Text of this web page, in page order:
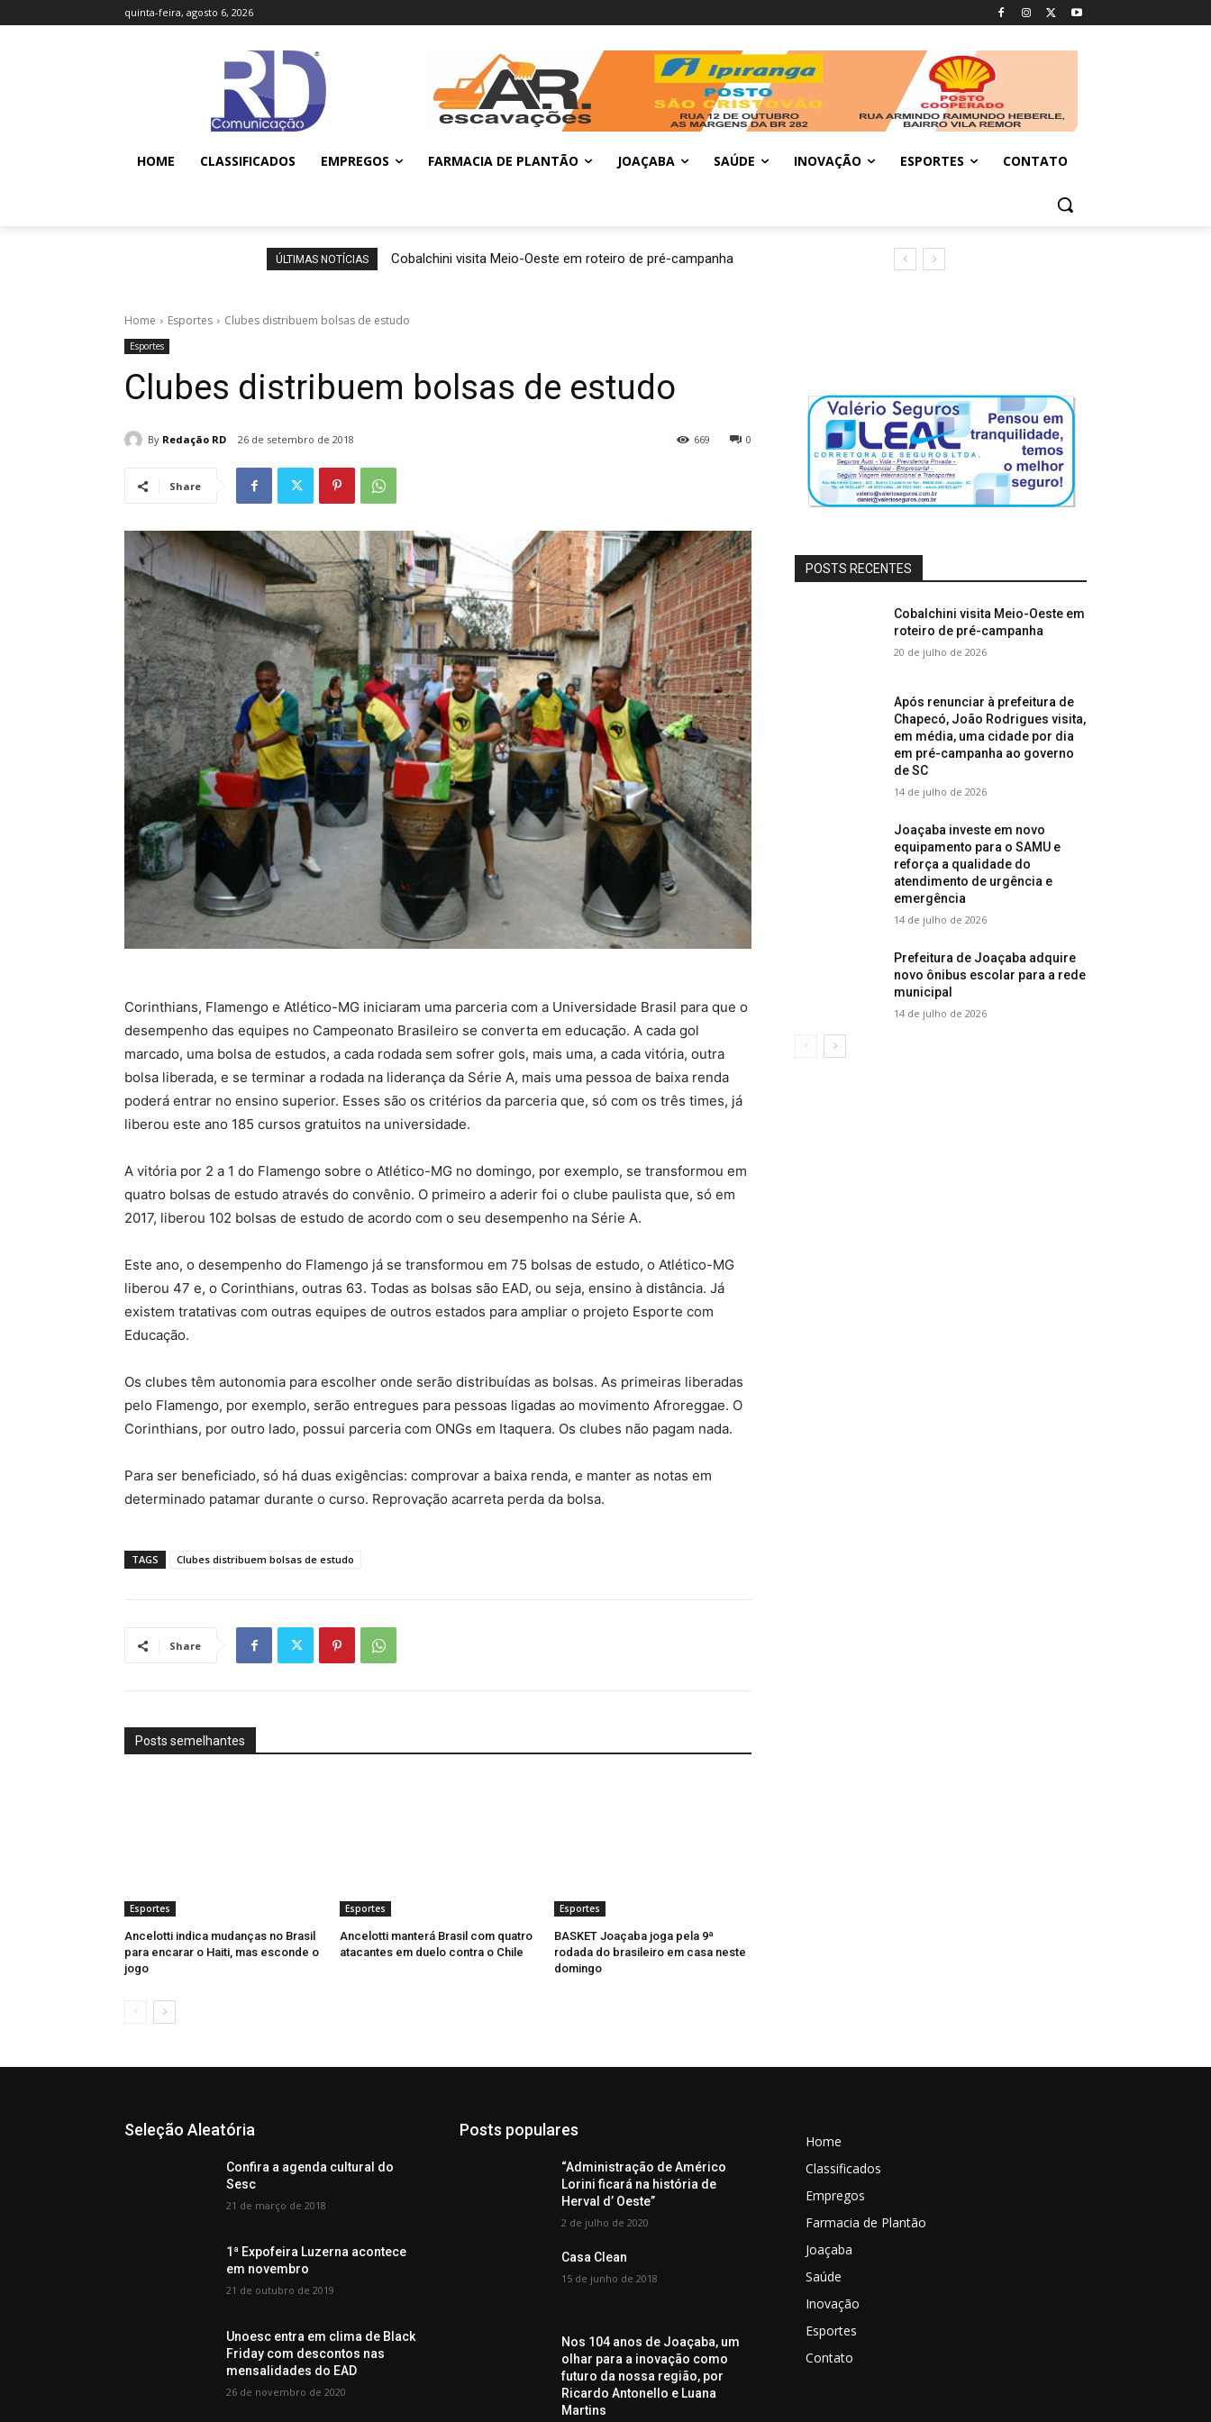
quinta-feira, agosto 6, 2026
HOME CLASSIFICADOS EMPREGOS FARMACIA DE PLANTÃO JOAÇABA SAÚDE INOVAÇÃO ESPORTES CONTATO
ÚLTIMAS NOTÍCIAS Cobalchini visita Meio-Oeste em roteiro de pré-campanha
Home Esportes Clubes distribuem bolsas de estudo
Esportes
Clubes distribuem bolsas de estudo
By Redação RD 26 de setembro de 2018 0
669
Share
Corinthians, Flamengo e Atlético-MG iniciaram uma parceria com a Universidade Brasil para que o
desempenho das equipes no Campeonato Brasileiro se converta em educação. A cada gol
marcado, uma bolsa de estudos, a cada rodada sem sofrer gols, mais uma, a cada vitória, outra
bolsa liberada, e se terminar a rodada na liderança da Série A, mais uma pessoa de baixa renda
poderá entrar no ensino superior. Esses são os critérios da parceria que, só com os três times, já
liberou este ano 185 cursos gratuitos na universidade.
A vitória por 2 a 1 do Flamengo sobre o Atlético-MG no domingo, por exemplo, se transformou em
quatro bolsas de estudo através do convênio. O primeiro a aderir foi o clube paulista que, só em
2017, liberou 102 bolsas de estudo de acordo com o seu desempenho na Série A.
Este ano, o desempenho do Flamengo já se transformou em 75 bolsas de estudo, o Atlético-MG
liberou 47 e, o Corinthians, outras 63. Todas as bolsas são EAD, ou seja, ensino à distância. Já
existem tratativas com outras equipes de outros estados para ampliar o projeto Esporte com
Educação.
Os clubes têm autonomia para escolher onde serão distribuídas as bolsas. As primeiras liberadas
pelo Flamengo, por exemplo, serão entregues para pessoas ligadas ao movimento Afroreggae. O
Corinthians, por outro lado, possui parceria com ONGs em Itaquera. Os clubes não pagam nada.
Para ser beneficiado, só há duas exigências: comprovar a baixa renda, e manter as notas em
determinado patamar durante o curso. Reprovação acarreta perda da bolsa.
TAGS Clubes distribuem bolsas de estudo
Share
Posts semelhantes
Esportes
Ancelotti indica mudanças no Brasil
para encarar o Haiti, mas esconde o
jogo
Esportes
Ancelotti manterá Brasil com quatro
atacantes em duelo contra o Chile
Esportes
BASKET Joaçaba joga pela 9ª
rodada do brasileiro em casa neste
domingo
POSTS RECENTES
Cobalchini visita Meio-Oeste em
roteiro de pré-campanha
20 de julho de 2026
Após renunciar à prefeitura de
Chapecó, João Rodrigues visita,
em média, uma cidade por dia
em pré-campanha ao governo
de SC
14 de julho de 2026
Joaçaba investe em novo
equipamento para o SAMU e
reforça a qualidade do
atendimento de urgência e
emergência
14 de julho de 2026
Prefeitura de Joaçaba adquire
novo ônibus escolar para a rede
municipal
14 de julho de 2026
Seleção Aleatória
Confira a agenda cultural do
Sesc
21 de março de 2018
1ª Expofeira Luzerna acontece
em novembro
21 de outubro de 2019
Unoesc entra em clima de Black
Friday com descontos nas
mensalidades do EAD
26 de novembro de 2020
Posts populares
“Administração de Américo
Lorini ficará na história de
Herval d’ Oeste”
2 de julho de 2020
Casa Clean
15 de junho de 2018
Nos 104 anos de Joaçaba, um
olhar para a inovação como
futuro da nossa região, por
Ricardo Antonello e Luana
Martins
Home
Classificados
Empregos
Farmacia de Plantão
Joaçaba
Saúde
Inovação
Esportes
Contato